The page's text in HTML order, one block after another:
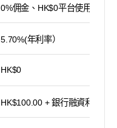
0%佣金、HK$0平台使用費
5.70%(年利率）
HK$0
HK$100.00 + 銀行融資利息